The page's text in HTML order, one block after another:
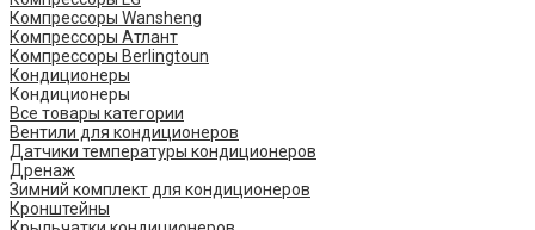
Компрессоры Wansheng
Компрессоры Атлант
Компрессоры Berlingtoun
Кондиционеры
Кондиционеры
Все товары категории
Вентили для кондиционеров
Датчики температуры кондиционеров
Дренаж
Зимний комплект для кондиционеров
Кронштейны